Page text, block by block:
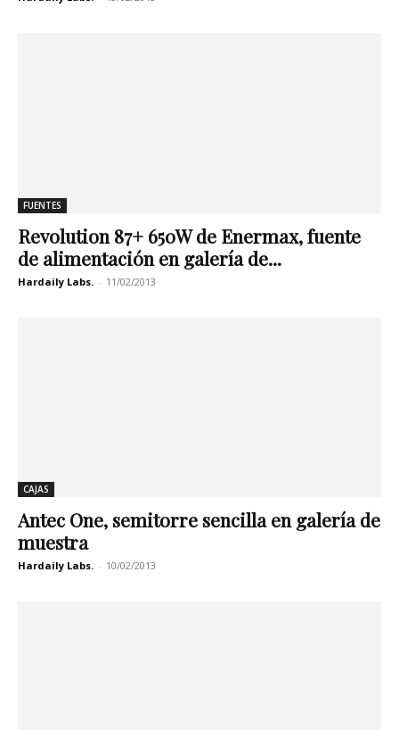
FUENTES
Revolution 87+ 650W de Enermax, fuente
de alimentación en galería de...
Hardaily Labs. - 11/02/2013
CAJAS
Antec One, semitorre sencilla en galería de
muestra
Hardaily Labs. - 10/02/2013